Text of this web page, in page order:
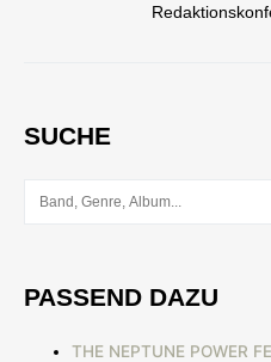
SUCHE
PASSEND DAZU
THE NEPTUNE POWER